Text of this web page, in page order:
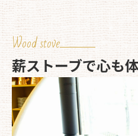
Wood stove
薪ストーブで心も